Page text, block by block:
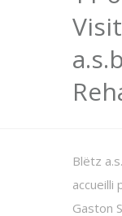
Blëtz
accueilli
Gaston